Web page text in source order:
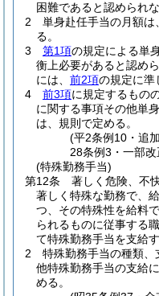
困難であると認められ
2
単身赴任手当の月額
る。
3
第1項の規定による単
衡上必要があると認め
には、 前2項の規定に準
4
前3項に規定するもの
に関する事項その他単
は、規則で定める。
(平2条例10・追
28条例3・一部改
(特殊勤務手当)
第12条
著しく危険、不
著しく特殊な勤務で、
つ、その特殊性を給料
られるものに従事する
て特殊勤務手当を支給す
2
特殊勤務手当の種類
他特殊勤務手当の支給
める。